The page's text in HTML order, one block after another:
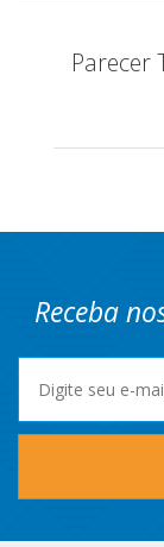
Parecer
Receba